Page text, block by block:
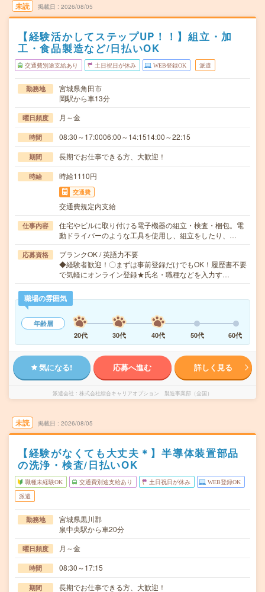
未読 掲載日 2026/08/05
【経験活かしてステップUP！！】組立・加
工・食品製造など/日払いOK
交通費別途支給あり 土日祝日が休み WEB登録OK 派遣
勤務地
宮城県角田市
岡駅から車13分
曜日頻度 月～金
時間 08:30～17:0006:00～14:1514:00～22:15
期間 長期でお仕事できる方、大歓迎！
時給 時給1110円
交通費
交通費規定内支給
仕事内容
住宅やビルに取り付ける電子機器の組立・検査・梱包。電
動ドライバーのような工具を使用し、組立をしたり、…
応募資格
ブランクOK / 英語力不要
◆経験者歓迎！〇まずは事前登録だけでもOK！履歴書不要
で気軽にオンライン登録★氏名・職種などを入力す…
職場の雰囲気
年齢層
20代
30代 40代 50代 60代
気になる! 応募へ進む 詳しく見る
派遣会社 株式会社綜合キャリアオプション 製造事業部（全国）
未読 掲載日 2026/08/05
【経験がなくても大丈夫＊】半導体装置部品
の洗浄・検査/日払いOK
職種未経験OK 交通費別途支給あり 土日祝日が休み WEB登録OK
派遣
勤務地
宮城県黒川郡
泉中央駅から車20分
曜日頻度 月～金
時間 08:30～17:15
期間 長期でお仕事できる方、大歓迎！